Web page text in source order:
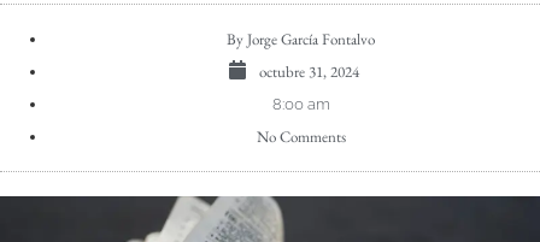
ByJorge García Fontalvo
octubre 31, 2024
8:00 am
No Comments